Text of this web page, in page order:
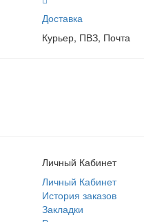
Доставка
Курьер, ПВЗ, Почта
Личный Кабинет
Личный Кабинет
История заказов
Закладки